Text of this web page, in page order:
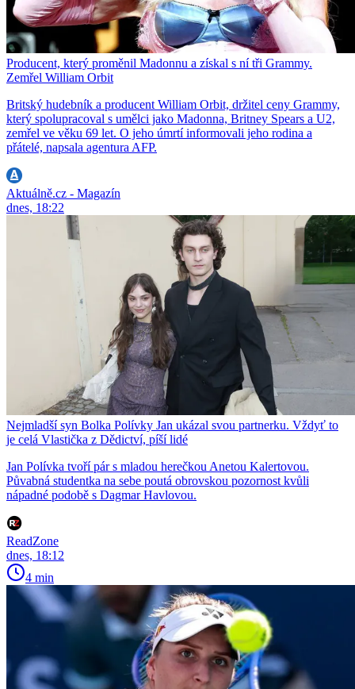
Producent, který proměnil Madonnu a získal s ní tři Grammy.
Zemřel William Orbit
Britský hudebník a producent William Orbit, držitel ceny Grammy,
který spolupracoval s umělci jako Madonna, Britney Spears a U2,
zemřel ve věku 69 let. O jeho úmrtí informovali jeho rodina a
přátelé, napsala agentura AFP.
Aktuálně.cz - Magazín
dnes, 18:22
Nejmladší syn Bolka Polívky Jan ukázal svou partnerku. Vždyť to
je celá Vlastička z Dědictví, píší lidé
Jan Polívka tvoří pár s mladou herečkou Anetou Kalertovou.
Půvabná studentka na sebe poutá obrovskou pozornost kvůli
nápadné podobě s Dagmar Havlovou.
ReadZone
dnes, 18:12
4 min